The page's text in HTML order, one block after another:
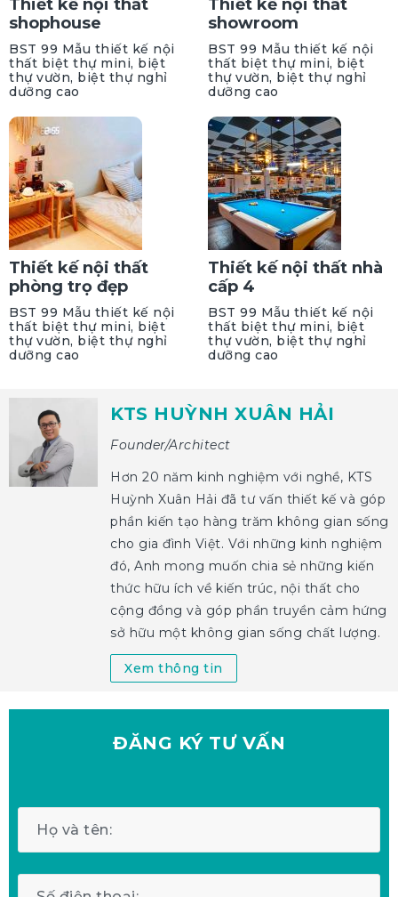
Thiết kế nội thất
shophouse
BST 99 Mẫu thiết kế nội
thất biệt thự mini, biệt
thự vườn, biệt thự nghỉ
dưỡng cao
Thiết kế nội thất
showroom
BST 99 Mẫu thiết kế nội
thất biệt thự mini, biệt
thự vườn, biệt thự nghỉ
dưỡng cao
Thiết kế nội thất
phòng trọ đẹp
BST 99 Mẫu thiết kế nội
thất biệt thự mini, biệt
thự vườn, biệt thự nghỉ
dưỡng cao
Thiết kế nội thất nhà
cấp 4
BST 99 Mẫu thiết kế nội
thất biệt thự mini, biệt
thự vườn, biệt thự nghỉ
dưỡng cao
KTS HUỲNH XUÂN HẢI
Founder/Architect
Hơn 20 năm kinh nghiệm với nghề, KTS
Huỳnh Xuân Hải đã tư vấn thiết kế và góp
phần kiến tạo hàng trăm không gian sống
cho gia đình Việt. Với những kinh nghiệm
đó, Anh mong muốn chia sẻ những kiến
thức hữu ích về kiến trúc, nội thất cho
cộng đồng và góp phần truyền cảm hứng
sở hữu một không gian sống chất lượng.
Xem thông tin
ĐĂNG KÝ TƯ VẤN